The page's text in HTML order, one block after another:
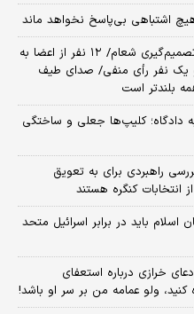
اشتباهی بی‌پاسخ نخواهد ماند
اظهارات جدید معاون پزشکیان درباره تصمیم‌گیری شعام/ ۱۲ نفر از اعضا به
و یک نفر رأی منفی/ صدای طیف
بلندتر است
دادگاه؛ کلیپ‌ها جعلی و ساختگی
راهبردی برای به تعویق
انتخابات کنگره هستند
باید در برابر اسرائیل متحد
خرازی درباره استعفای
کنید، ولو عمامه من بر سر او باشد!